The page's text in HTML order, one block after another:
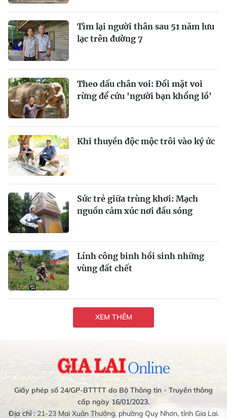
Tìm lại người thân sau 51 năm lưu
lạc trên đường 7
Theo dấu chân voi: Đối mặt voi
rừng để cứu 'người bạn khổng lồ'
Khi thuyền độc mộc trôi vào ký ức
Sức trẻ giữa trùng khơi: Mạch
nguồn cảm xúc nơi đầu sóng
Lính công binh hồi sinh những
vùng đất chết
XEM THÊM
Giấy phép số 24/GP-BTTTT do Bộ Thông tin - Truyền thông
cấp ngày 16/01/2023.
Địa chỉ :21-23 Mai Xuân Thưởng, phường Quy Nhơn, tỉnh Gia Lai.